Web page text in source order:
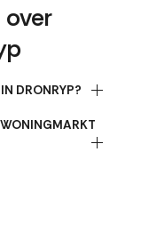
DRONRYP?